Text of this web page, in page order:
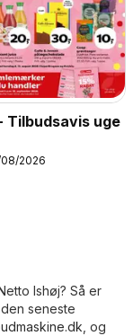
Tilbudsavis uge
2026
Ishøj? Så er
seneste
, og